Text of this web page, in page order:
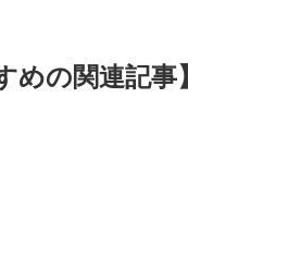
めの関連記事】